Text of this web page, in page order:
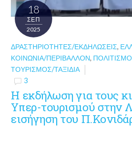
18
ΣΕΠ
2025
ΔΡΑΣΤΗΡΙΌΤΗΤΕΣ/ΕΚΔΗΛΏΣΕΙΣ,
ΚΟΙΝΩΝΊΑ/ΠΕΡΙΒΆΛΛΟΝ,
ΤΟΥΡΙΣΜΌΣ/ΤΑΞΊΔΙΑ
3
Η εκδήλωση για τους
Υπερ-τουρισμού στην
εισήγηση του